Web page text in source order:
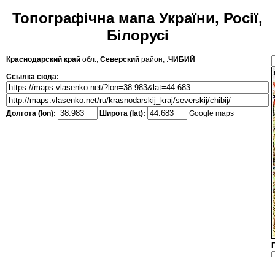
Топографічна мапа України, Росії,
Білорусі
Краснодарский край обл., Северский район, .ЧИБИЙ
Ссылка сюда:
Долгота (lon): Широта (lat): Google maps